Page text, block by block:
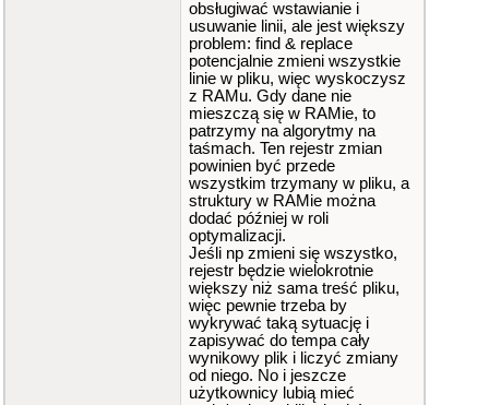
obsługiwać wstawianie i
usuwanie linii, ale jest większy
problem: find & replace
potencjalnie zmieni wszystkie
linie w pliku, więc wyskoczysz
z RAMu. Gdy dane nie
mieszczą się w RAMie, to
patrzymy na algorytmy na
taśmach. Ten rejestr zmian
powinien być przede
wszystkim trzymany w pliku, a
struktury w RAMie można
dodać później w roli
optymalizacji.
Jeśli np zmieni się wszystko,
rejestr będzie wielokrotnie
większy niż sama treść pliku,
więc pewnie trzeba by
wykrywać taką sytuację i
zapisywać do tempa cały
wynikowy plik i liczyć zmiany
od niego. No i jeszcze
użytkownicy lubią mieć